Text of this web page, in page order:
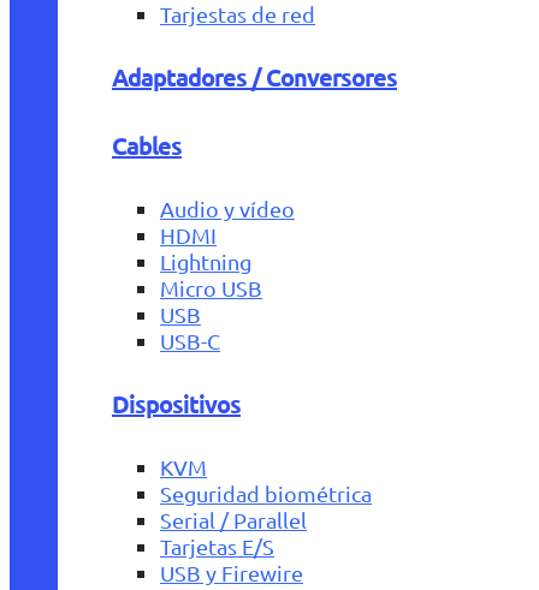
Tarjestas de red
Adaptadores / Conversores
Cables
Audio y vídeo
HDMI
Lightning
Micro USB
USB
USB-C
Dispositivos
KVM
Seguridad biométrica
Serial / Parallel
Tarjetas E/S
USB y Firewire